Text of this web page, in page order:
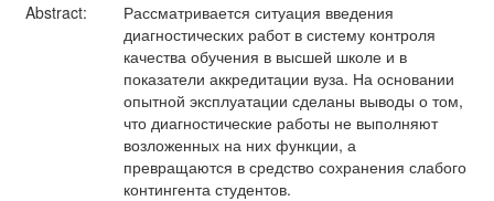
Abstract:
Рассматривается ситуация введения
диагностических работ в систему контроля
качества обучения в высшей школе и в
показатели аккредитации вуза. На основании
опытной эксплуатации сделаны выводы о том,
что диагностические работы не выполняют
возложенных на них функции, а
превращаются в средство сохранения слабого
контингента студентов.